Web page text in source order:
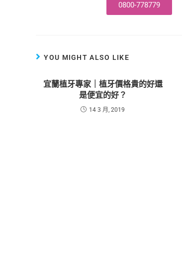
0800-778779
YOU MIGHT ALSO LIKE
宜蘭植牙專家｜植牙價格貴的好還
是便宜的好？
14 3 月, 2019